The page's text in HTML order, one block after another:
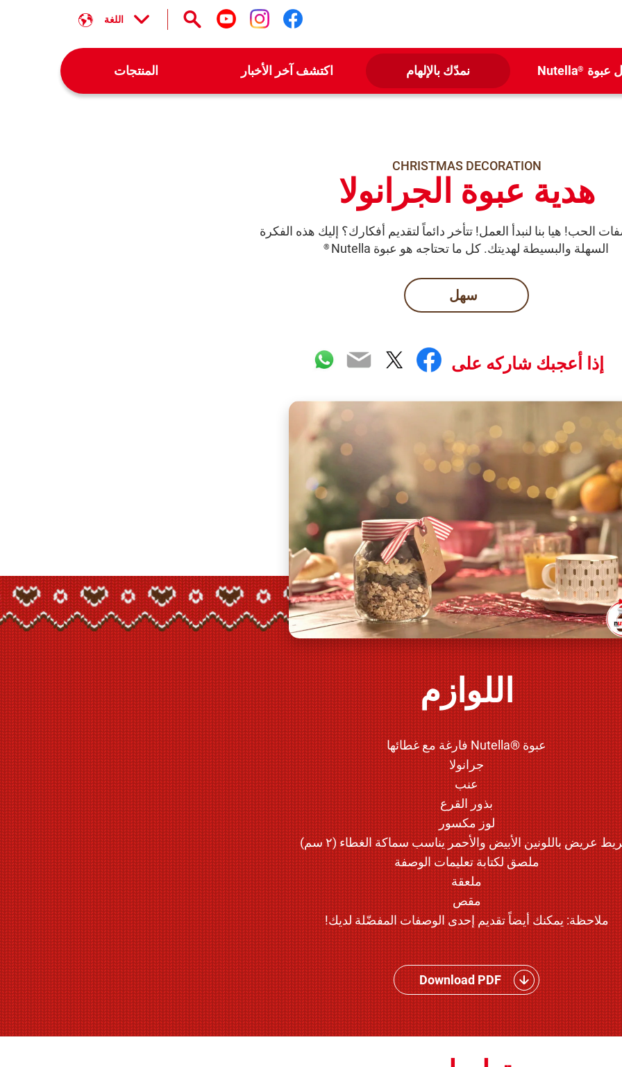
تابعنا على facebook
تابعنا على instagram
تابعنا على youtube
اللغة
عبوة ®
Nutella نمدّك بالإلهام اكتشف آخر الأخبار المنتجات
CHRISTMAS DECORATION
هدية عبوة الجرانولا
الحب! هيا بنا لنبدأ العمل! تتأخر دائماً لتقديم أفكارك؟ إليك هذه الفكرة
السهلة والبسيطة لهديتك. كل ما تحتاجه هو عبوة Nutella
®
سهل
إذا أعجبك شاركه على Facebook
Twitter
Email
WhatsApp
اللوازم
عبوة ®Nutella فارغة مع غطائها
جرانولا
عنب
بذور القرع
لوز مكسور
عريض باللونين الأبيض والأحمر يناسب سماكة الغطاء (٢ سم)
ملصق لكتابة تعليمات الوصفة
ملعقة
مقص
ملاحظة: يمكنك أيضاً تقديم إحدى الوصفات المفضّلة لديك!
Download PDF